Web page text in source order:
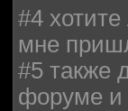
#4
мне
#5 также
форуме и